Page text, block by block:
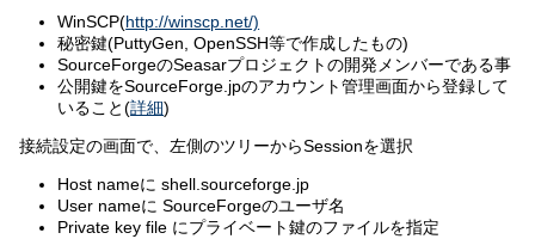
WinSCP(http://winscp.net/)
秘密鍵(PuttyGen, OpenSSH等で作成したもの)
SourceForgeのSeasarプロジェクトの開発メンバーである事
公開鍵をSourceForge.jpのアカウント管理画面から登録して
いること(詳細)
接続設定の画面で、左側のツリーからSessionを選択
Host nameに shell.sourceforge.jp
User nameに SourceForgeのユーザ名
Private key file にプライベート鍵のファイルを指定